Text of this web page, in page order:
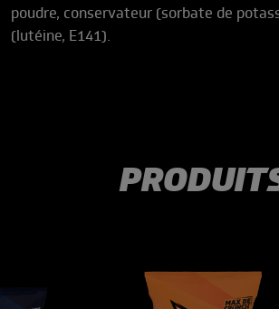
poudre, conservateur (sorbate de
(lutéine, E141).